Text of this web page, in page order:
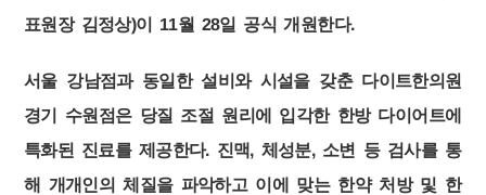
표원장 김정상)이 11월 28일 공식 개원한다.
서울 강남점과 동일한 설비와 시설을 갖춘 다이트한의원
경기 수원점은 당질 조절 원리에 입각한 한방 다이어트에
특화된 진료를 제공한다. 진맥, 체성분, 소변 등 검사를 통
해 개개인의 체질을 파악하고 이에 맞는 한약 처방 및 한